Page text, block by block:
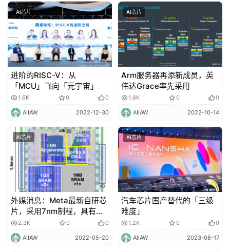
来
医
疗
智
能
驾
驶
慧
市
更
多
内
容
AI芯片
进阶的RISC-V：从
「MCU」飞向「元宇宙」
1.6K 0 0
AIIAW 2022-12-30
AI芯片
Arm服务器再添新成员，英
伟达Grace率先采用
1.6K 0 0
AIIAW 2022-10-14
AI芯片
外媒消息：Meta最新自研芯
片，采用7nm制程，具有神
经网络加速器！
2.3K 0 0
AIIAW 2022-05-20
AI芯片
汽车芯片国产替代的「三级
难度」
1.2K 0 0
AIIAW 2023-08-17